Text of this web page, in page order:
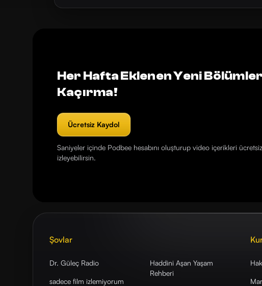
Her Hafta Eklenen Yeni
Kaçırma!
Ücretsiz Kaydol
Saniyeler içinde Podbee hesabını oluşturup video içerikleri ücretsiz
izleyebilirsin.
Şovlar
Dr. Güleç Radio
sadece film izlemiyorum
Haddini Aşan Yaşam
Rehberi